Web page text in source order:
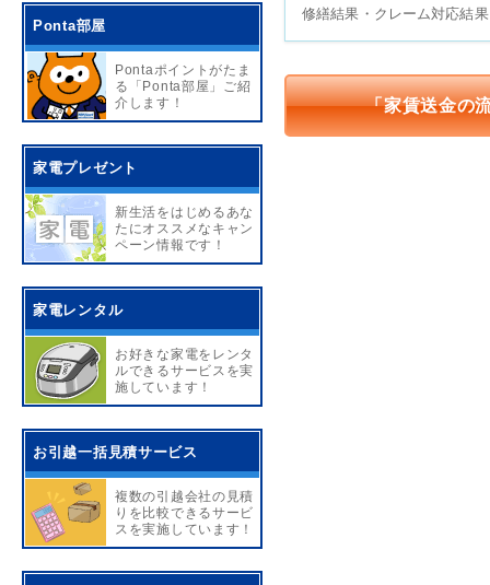
修繕結果・クレーム対応結
「家賃送金の
Ponta部屋
Pontaポイントがたま
る「Ponta部屋」ご紹
介します！
家電プレゼント
新生活をはじめるあな
たにオススメなキャン
ペーン情報です！
家電レンタル
お好きな家電をレンタ
ルできるサービスを実
施しています！
お引越一括見積サービス
複数の引越会社の見積
りを比較できるサービ
スを実施しています！